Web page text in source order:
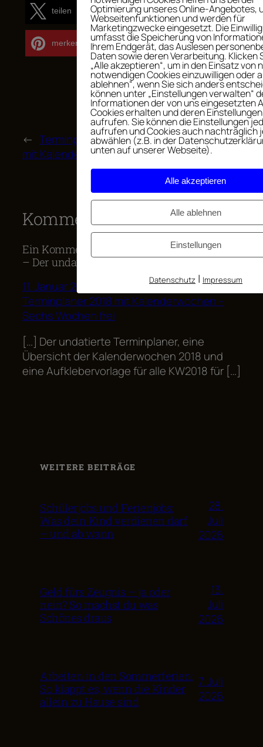
teilen teilen
merken
← Terminplaner 2018
mit Kalenderwochen
Podcasts hören mit
Podcast-Addict
Kommentare
Ein Kommentar zu „Get your projects done
– Der undatierte Terminplaner“
11. Januar 2018
Terminplaner 2018 mit Kalenderwochen –
Sechs Wochen frei
[…] Der undatierte Terminplaner, eine
Übersicht der Kalenderwochen 2018 und
eine Aufklebervorlage für alle KW2018 für […]
WEITERE BEITRÄGE
Schülerjobs und Ferienjobs:
Was dein Kind verdienen darf
– und ab wann
28.
Juli
2026
Geld fürs Zeugnis – ja oder
nein? So machst du was
Schönes draus
13.
Juli
2026
Arbeiten in den Sommerferien:
So klappt es, wenn die Kinder
allein zu Hause sind
7. Juli
2026
Optimierung unseres Online-Angebotes,
Webseitenfunktionen und werden für
Marketingzwecke eingesetzt. Die
umfasst die Speicherung von
Ihrem Endgerät, das Auslesen
Daten sowie deren Verarbeitung. Klicken
„Alle akzeptieren“, um in den Einsatz von
notwendigen Cookies einzuwilligen oder
ablehnen“, wenn Sie sich anders
können unter „Einstellungen verwalten“
Informationen der von uns eingesetzten
Cookies erhalten und deren Einstellungen
aufrufen. Sie können die Einstellungen
aufrufen und Cookies auch nachträglich
abwählen (z.B. in der
unten auf unserer Webseite).
Alle akzeptieren
Alle ablehnen
Einstellungen
Datenschutz| Impressum